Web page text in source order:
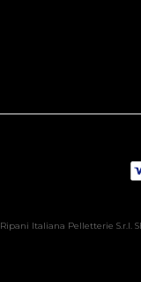
Ripani Italiana Pelletterie S.r.l.